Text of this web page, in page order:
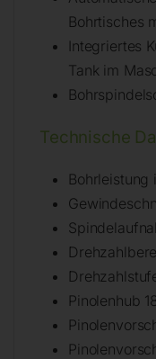
Bohrtisches
Integriertes
Tank im
Technische
Bohrleistung
Pinolenhub